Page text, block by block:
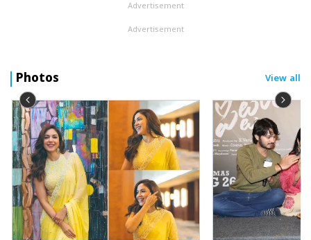
Advertisement
Advertisement
Photos View all